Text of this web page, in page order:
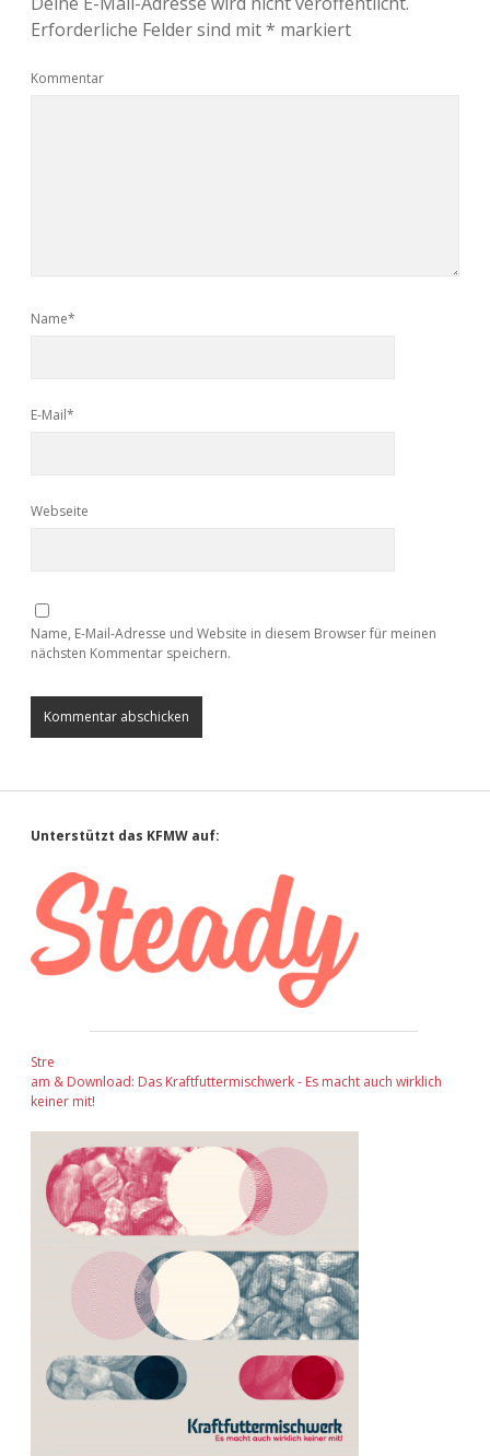
Erforderliche Felder sind mit* markiert
Kommentar
Name*
E-Mail*
Webseite
Name, E-Mail-Adresse und Website in diesem Browser für meinen
nächsten Kommentar speichern.
Sidebar
Unterstützt das KFMW auf:
Stre
am & Download: Das Kraftfuttermischwerk - Es macht auch wirklich
keiner mit!